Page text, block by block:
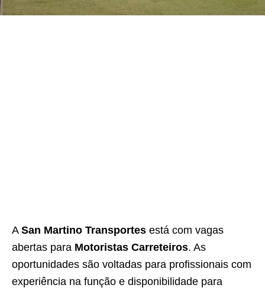
A San Martino Transportes está com vagas
abertas para Motoristas Carreteiros. As
oportunidades são voltadas para profissionais com
experiência na função e disponibilidade para